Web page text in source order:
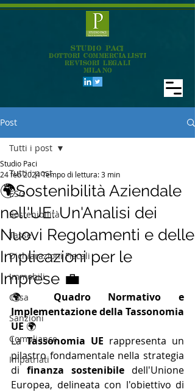
STUDIO PACI
DOTTORI COMMERCIALISTI
REVISORI LEGALI
MILANO
Post
Tutti i post
ESG
Sostenibilità
Tasse
Dichiarazioni Fiscali
Immobili
Casa
Sanzioni
Compliance
Impatriati
Tutti i post
🌍Sostenibilità Aziendale
nell'UE: Un'Analisi dei
Nuovi Regolamenti e delle
Implicazioni per le
Imprese 💼
Studio Paci
24 feb 2024Tempo di lettura: 3 min
🌍 Quadro Normativo e
Implementazione della Tassonomia
UE 🌍
La Tassonomia UE rappresenta un
pilastro fondamentale nella strategia
di finanza sostenibile dell'Unione
Europea, delineata con l'obiettivo di